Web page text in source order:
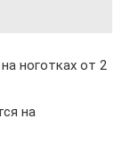
ноготках от 2
на